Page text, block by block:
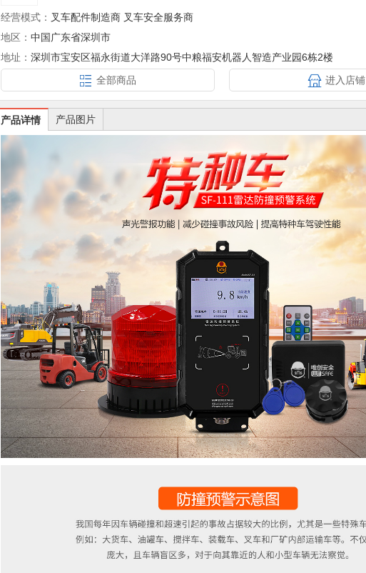
经营模式： 叉车配件制造商 叉车安全服务商
地区： 中国广东省深圳市
地址： 深圳市宝安区福永街道大洋路90号中粮福安机器人智造产业园6栋2楼
全部商品
进入店铺
产品详情 产品图片